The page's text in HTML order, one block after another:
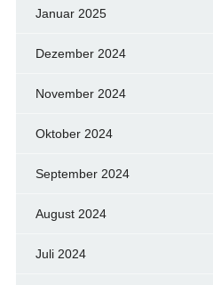
Januar 2025
Dezember 2024
November 2024
Oktober 2024
September 2024
August 2024
Juli 2024